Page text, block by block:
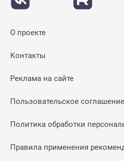
О проекте
Контакты
Реклама на сайте
Пользовательское соглашение
Политика обработки
Правила применения